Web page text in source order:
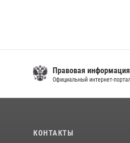
Правовая информация
Официальный интернет-портал
КОНТАКТЫ